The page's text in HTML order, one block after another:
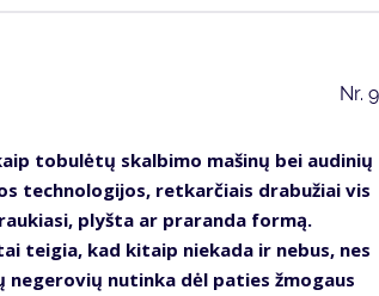
Nr.
tobulėtų skalbimo mašinų bei audinių
technologijos, retkarčiais drabužiai vis
plyšta ar praranda formą.
teigia, kad kitaip niekada ir nebus, nes
negerovių nutinka dėl paties žmogaus